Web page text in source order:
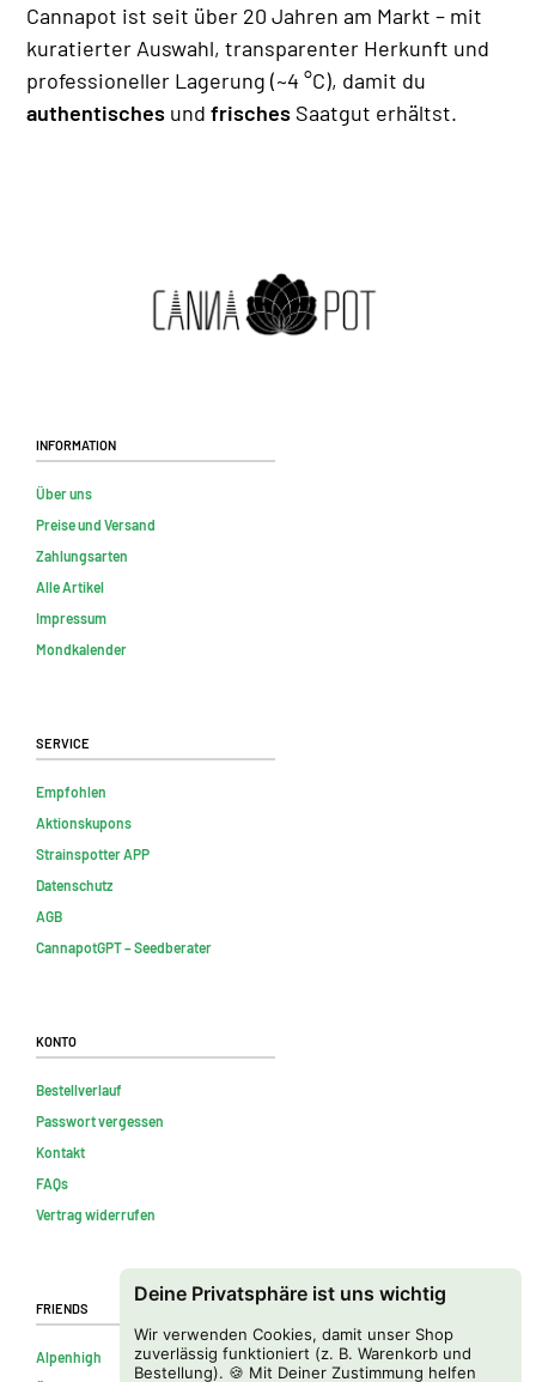
Deine Privatsphäre ist uns wichtig
Wir verwenden Cookies, damit unser Shop
zuverlässig funktioniert (z. B. Warenkorb und
Bestellung). 🍪 Mit Deiner Zustimmung helfen
Cannapot ist seit über 20 Jahren am Markt – mit
kuratierter Auswahl, transparenter Herkunft und
professioneller Lagerung (~4 °C), damit du
authentisches und frisches Saatgut erhältst.
Information
Über uns
Preise und Versand
Zahlungsarten
Alle Artikel
Impressum
Mondkalender
Service
Empfohlen
Aktionskupons
Strainspotter APP
Datenschutz
AGB
CannapotGPT – Seedberater
Konto
Bestellverlauf
Passwort vergessen
Kontakt
FAQs
Vertrag widerrufen
Friends
Alpenhigh